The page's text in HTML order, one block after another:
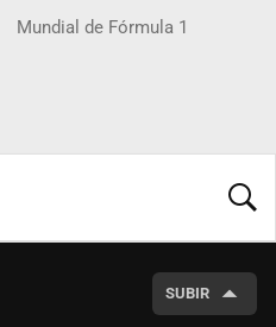
Mundial de Fórmula 1
SUBIR